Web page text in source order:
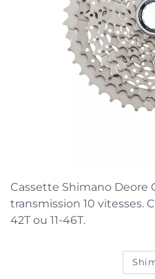
Cassette Shimano Deore
transmission 10 vitesses.
42T ou 11-46T.